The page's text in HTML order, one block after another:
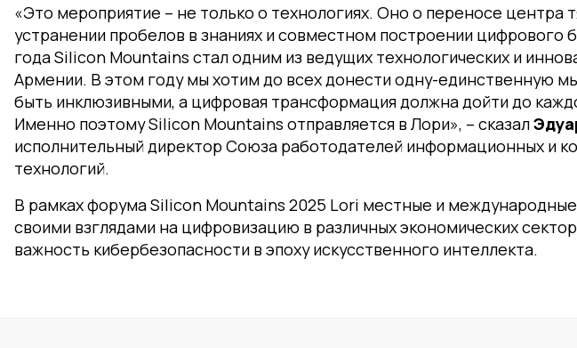
«Это мероприятие – не только о технологиях. Оно о переносе центра
устранении пробелов в знаниях и совместном построении цифрового
года Silicon Mountains стал одним из ведущих технологических и
Армении. В этом году мы хотим до всех донести одну-единственную
быть инклюзивными, а цифровая трансформация должна дойти до
Именно поэтому Silicon Mountains отправляется в Лори», – сказал
исполнительный директор Союза работодателей информационных и
технологий.
В рамках форума Silicon Mountains 2025 Lori местные и
своими взглядами на цифровизацию в различных экономических
важность кибербезопасности в эпоху искусственного интеллекта.